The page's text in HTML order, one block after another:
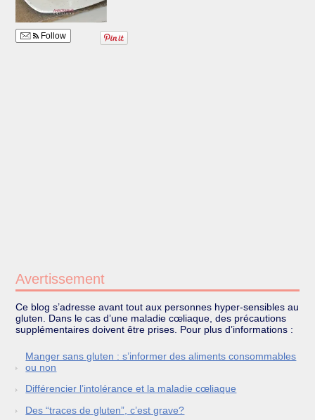
Follow
Avertissement
Ce blog s’adresse avant tout aux personnes hyper-sensibles au
gluten. Dans le cas d’une maladie cœliaque, des précautions
supplémentaires doivent être prises. Pour plus d’informations :
Manger sans gluten : s’informer des aliments consommables
ou non
Différencier l’intolérance et la maladie cœliaque
Des “traces de gluten”, c’est grave?